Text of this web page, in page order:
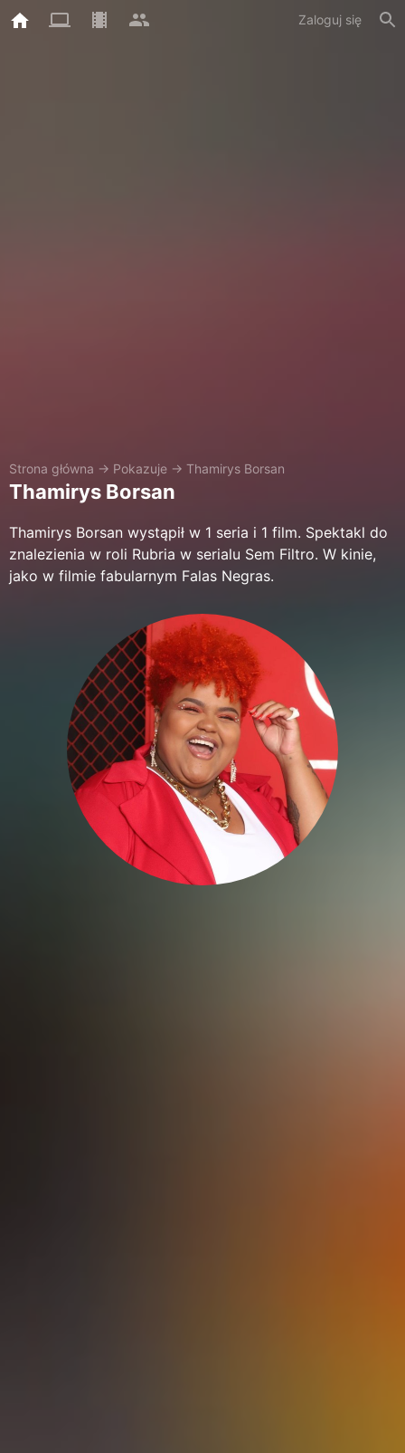
Zaloguj się
Strona główna → Pokazuje → Thamirys Borsan
Thamirys Borsan
Thamirys Borsan wystąpił w 1 seria i 1 film. Spektakl do
znalezienia w roli Rubria w serialu Sem Filtro. W kinie,
jako w filmie fabularnym Falas Negras.